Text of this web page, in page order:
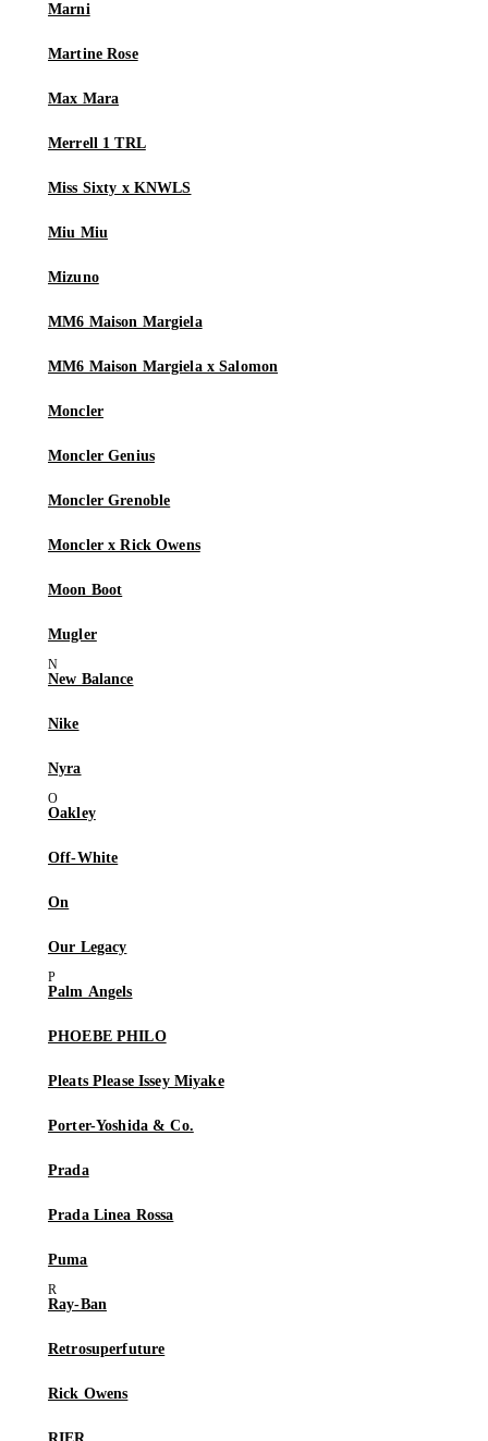
Marni
Martine Rose
Max Mara
Merrell 1 TRL
Miss Sixty x KNWLS
Miu Miu
Mizuno
MM6 Maison Margiela
MM6 Maison Margiela x Salomon
Moncler
Moncler Genius
Moncler Grenoble
Moncler x Rick Owens
Moon Boot
Mugler
New Balance
Nike
Nyra
Oakley
Off-White
On
Our Legacy
Palm Angels
PHOEBE PHILO
Pleats Please Issey Miyake
Porter-Yoshida & Co.
Prada
Prada Linea Rossa
Puma
Ray-Ban
Retrosuperfuture
Rick Owens